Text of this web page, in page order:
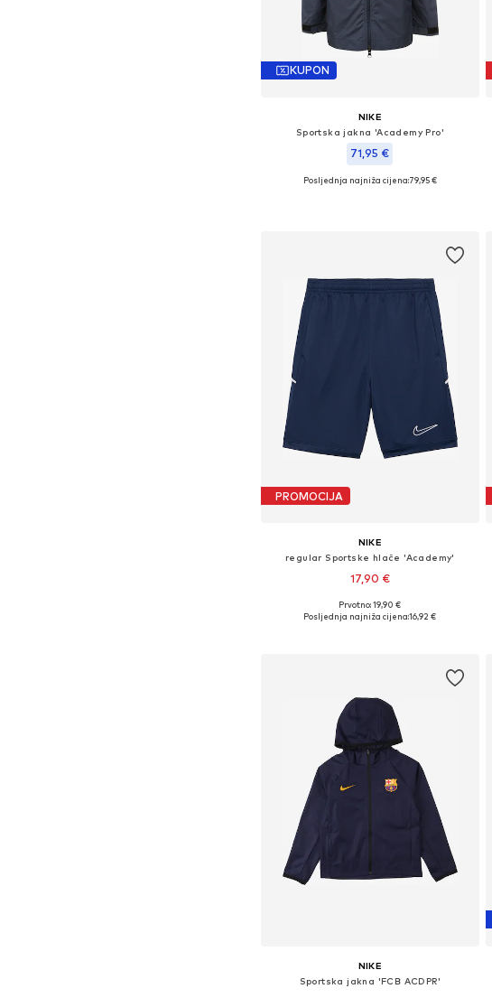
KUPON
NIKE
Sportska jakna 'Academy Pro'
71,95 €
Dostupno u više veličina
Posljednja najniža cijena:79,95 €
PROMOCIJA
NIKE
regular Sportske hlače 'Academy'
17,90 €
Prvotno: 19,90 €
Posljednja najniža cijena:16,92 €
NIKE
Sportska jakna 'FCB ACDPR'